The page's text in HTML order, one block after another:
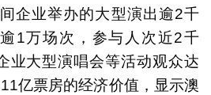
企业举办的大型演出逾2千
1万场次，参与人次近2千
业大型演唱会等活动观众达
亿票房的经济价值，显示澳